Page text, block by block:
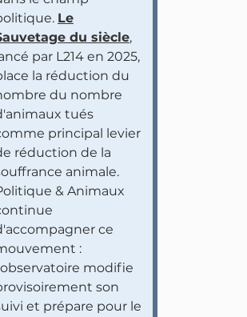
Le
du siècle,
par L214 en 2025,
la réduction du
du nombre
tués
principal levier
réduction de la
animale.
& Animaux
ce
:
modifie
son
et prépare pour le